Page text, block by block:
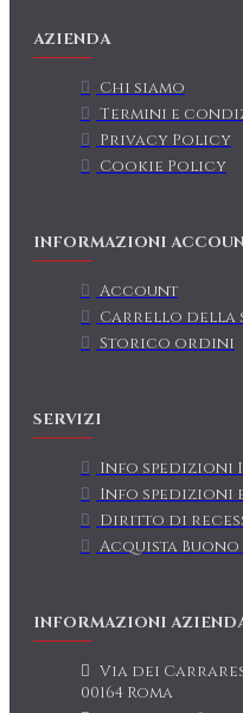
AZIENDA
Chi siamo
Termini e
Privacy Policy
Cookie Policy
INFORMAZIONI
Account
Carrello della
Storico ordini
SERVIZI
Info spedizioni
Info spedizioni
Diritto di
Acquista Buono
INFORMAZIONI
Via dei
00164 Roma